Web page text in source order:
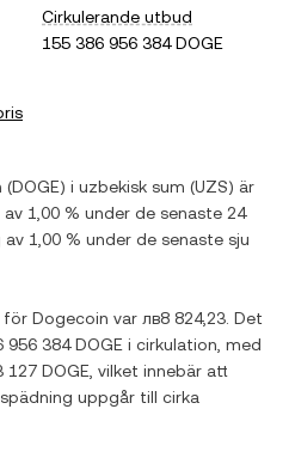
Cirkulerande utbud
155 386 956 384 DOGE
(DOGE) i uzbekisk sum (UZS) är
av 1,00 % under de senaste 24
av 1,00 % under de senaste sju
för Dogecoin var лв8 824,23 . Det
956 384 DOGE i cirkulation, med
127 DOGE , vilket innebär att
uppgår till cirka